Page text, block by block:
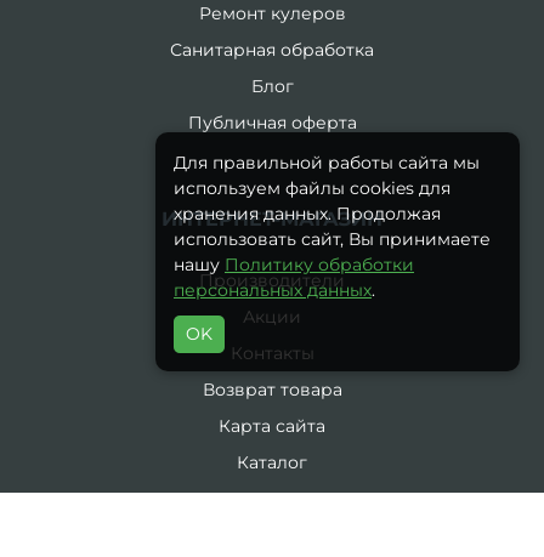
Ремонт кулеров
Санитарная обработка
Блог
Публичная оферта
ИНТЕРНЕТ-МАГАЗИН
Производители
Акции
Контакты
Возврат товара
Карта сайта
Каталог
19 литров
Для правильной работы сайта мы
используем файлы cookies для
хранения данных. Продолжая
использовать сайт, Вы принимаете
нашу Политику обработки
персональных данных.
OK